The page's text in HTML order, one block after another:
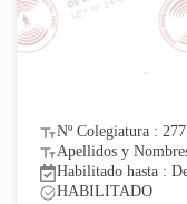
Nº Colegiatura :
Apellidos y
Habilitado hasta :
HABILITADO